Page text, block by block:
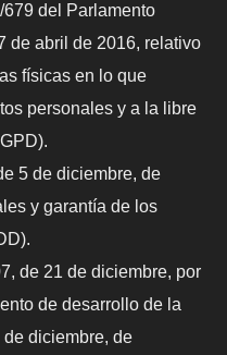
del Parlamento
de abril de 2016, relativo
físicas en lo que
personales y a la libre
5 de diciembre, de
y garantía de los
de 21 de diciembre, por
de desarrollo de la
de diciembre, de